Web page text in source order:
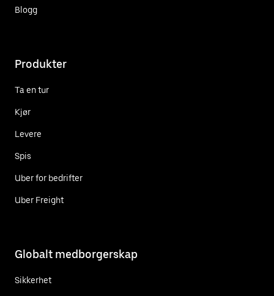
Blogg
Produkter
Ta en tur
Kjør
Levere
Spis
Uber for bedrifter
Uber Freight
Globalt medborgerskap
Sikkerhet